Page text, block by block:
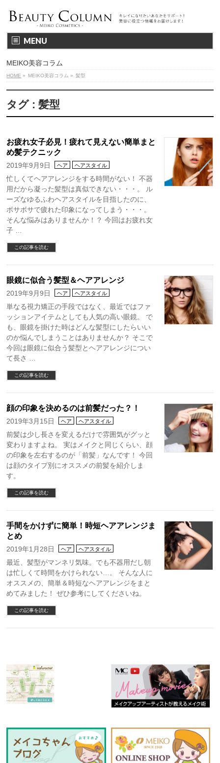
MENU
MEIKO美容コラム
HOME » MEIKO美容コラム » 髪型
タグ : 髪型
お疲れ女子必見！疲れて見えない簡単まと
め髪テクニック
2019年9月9日 ヘア ヘアスタイル
忙しくてヘアアレンジをする時間がない！ 不器
用だから凝った髪型は真似できない・・・。 ル
ーズなゆるふわヘアスタイルを目指したのに、
ボサボサで疲れた印象になってしまう・・・。
そんな悩みはありませんか！？ 今回はお疲れ女
子 …
この記事を読む
眼鏡に似合う髪型＆ヘアアレンジ
2019年9月9日 ヘア ヘアスタイル
単なる視力矯正の手段ではなく、最近ではファ
ッションアイテムとしても人気の高い眼鏡。 で
も、眼鏡を掛けた時はどんな髪型にしたらいい
のか悩んでしまうことはありませんか？ そこで
今回は眼鏡に似合う髪型とヘアアレンジについ
て長さ …
この記事を読む
顔の印象を決めるのは前髪だった？！
2019年3月15日 ヘア ヘアスタイル
前髪は少し長さを変えるだけで雰囲気がグッと
変わりますよね。 実はメイクと同じくらい、顔
の印象を左右するのが「前髪」なんです！ 今回
は顔のタイプ別にオススメの前髪を紹介しま
す。
この記事を読む
手間をかけずに簡単！時短ヘアアレンジま
とめ
2019年1月28日 ヘア ヘアスタイル
最近、髪型がマンネリ気味。でも不器用だし朝
は忙しくて時間をかけられない…。 そんな人に
オススメの、簡単＆時短なヘアアレンジをまと
めてみました！ ぜひ参考にしてくださいね。
この記事を読む